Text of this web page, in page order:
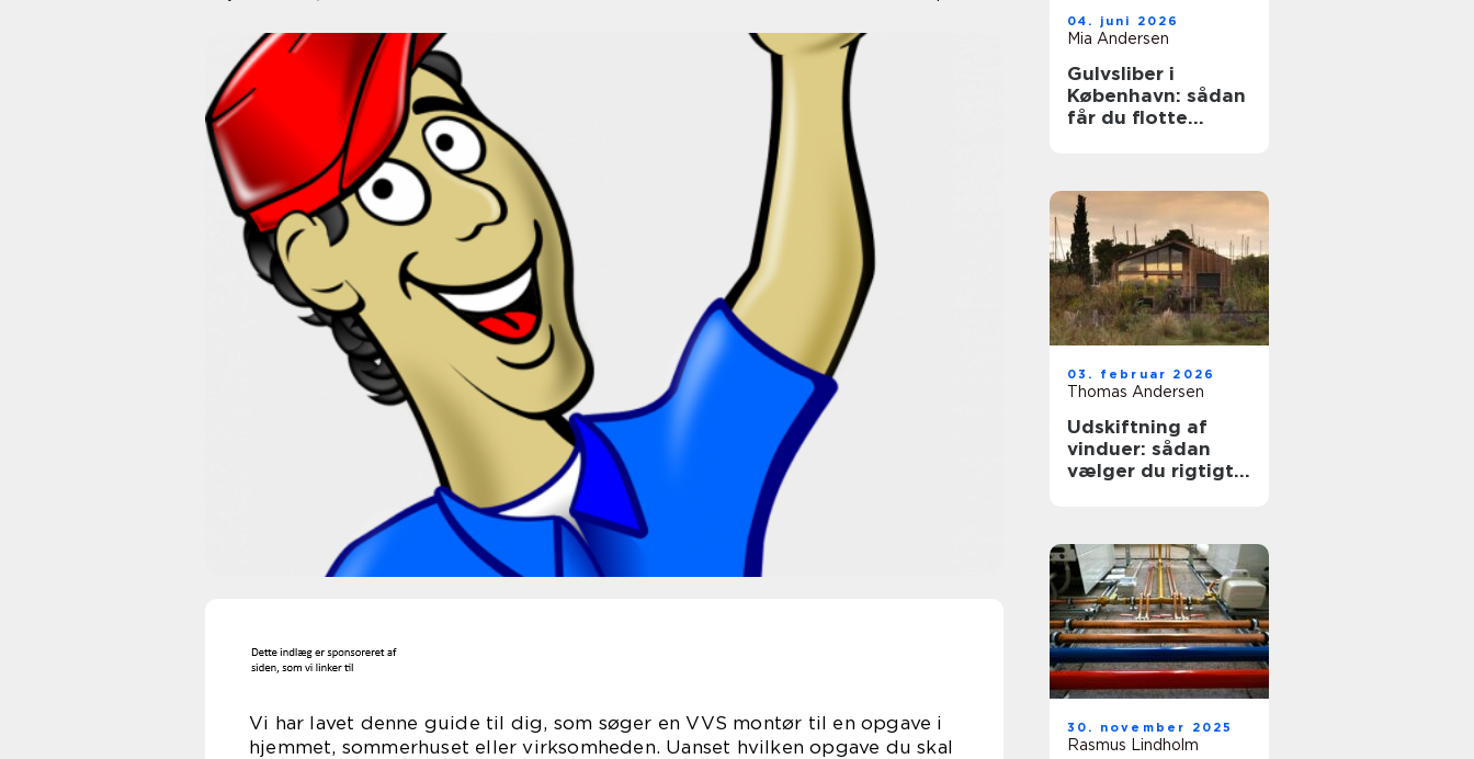
Vi har lavet denne guide til dig, som søger en VVS montør til en opgave i
hjemmet, sommerhuset eller virksomheden. Uanset hvilken opgave du skal
04. juni 2026
Mia Andersen
Gulvsliber i
København: sådan
får du flotte
03. februar 2026
Thomas Andersen
Udskiftning af
vinduer: sådan
vælger du rigtigt
30. november 2025
Rasmus Lindholm